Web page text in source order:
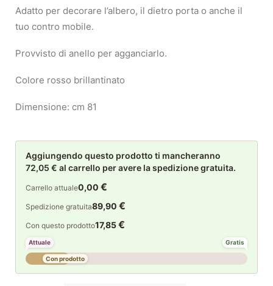
Adatto per decorare l’albero, il dietro porta o anche il
tuo contro mobile.
Provvisto di anello per agganciarlo.
Colore rosso brillantinato
Dimensione: cm 81
Aggiungendo questo prodotto ti mancheranno
72,05 € al carrello per avere la spedizione gratuita.
Carrello attuale0,00 €
Spedizione gratuita89,90 €
Con questo prodotto17,85€
Attuale Gratis
Con prodotto